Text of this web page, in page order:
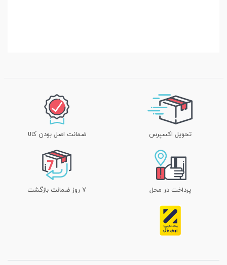
تحویل اکسپرس ضمانت اصل بودن کالا
پرداخت در محل ۷ روز ضمانت بازگشت